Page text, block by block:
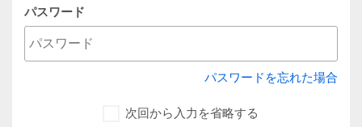
パスワード
パスワードを忘れた場合
次回から入力を省略する